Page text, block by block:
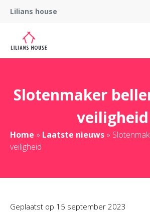
Lilians house
Slotenmaker
veiligheid
Home » Laatste nieuws »
veiligheid
Geplaatst op 15 september 2023